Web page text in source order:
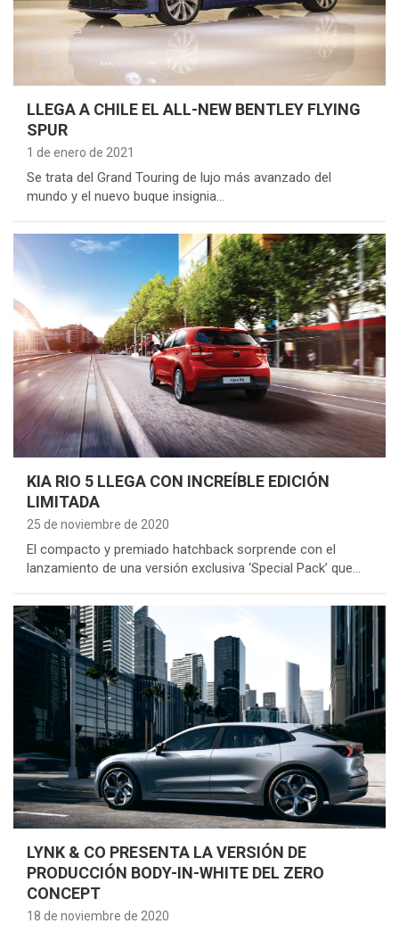
LLEGA A CHILE EL ALL-NEW BENTLEY FLYING
SPUR
1 de enero de 2021
Se trata del Grand Touring de lujo más avanzado del
mundo y el nuevo buque insignia…
KIA RIO 5 LLEGA CON INCREÍBLE EDICIÓN
LIMITADA
25 de noviembre de 2020
El compacto y premiado hatchback sorprende con el
lanzamiento de una versión exclusiva ‘Special Pack’ que…
LYNK & CO PRESENTA LA VERSIÓN DE
PRODUCCIÓN BODY-IN-WHITE DEL ZERO
CONCEPT
18 de noviembre de 2020